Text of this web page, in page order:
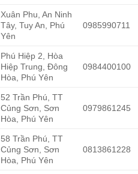
Xuân Phu, An Ninh
Tây, Tuy An, Phú
Yên
0985990711
Phú Hiệp 2, Hòa
Hiệp Trung, Đông
Hòa, Phú Yên
0984400100
52 Trần Phú, TT
Củng Sơn, Sơn
Hòa, Phú Yên
0979861245
58 Trần Phú, TT
Củng Sơn, Sơn
Hòa, Phú Yên
0813861228